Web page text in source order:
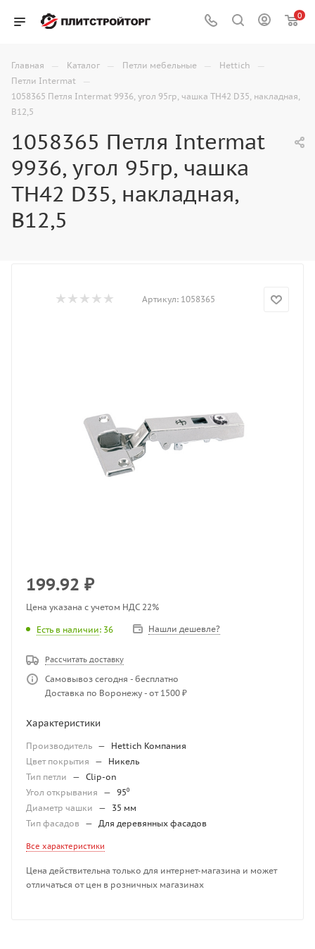
0
Главная — Каталог — Петли мебельные — Hettich —
Петли Intermat —
1058365 Петля Intermat 9936, угол 95гр, чашка TH42 D35, накладная,
B12,5
1058365 Петля Intermat
9936, угол 95гр, чашка
TH42 D35, накладная,
B12,5
Артикул: 1058365
199.92 ₽
Цена указана с учетом НДС 22%
Есть в наличии: 36 Нашли дешевле?
Рассчитать доставку
Самовывоз сегодня - бесплатно
Доставка по Воронежу - от 1500 ₽
Характеристики
Производитель —
Hettich Компания
Цвет покрытия
—
Никель
Тип петли
— Clip-on
Угол открывания
— 95⁰
Диаметр чашки
—
35 мм
Тип фасадов
— Для деревянных фасадов
Все характеристики
Цена действительна только для интернет-магазина и может
отличаться от цен в розничных магазинах